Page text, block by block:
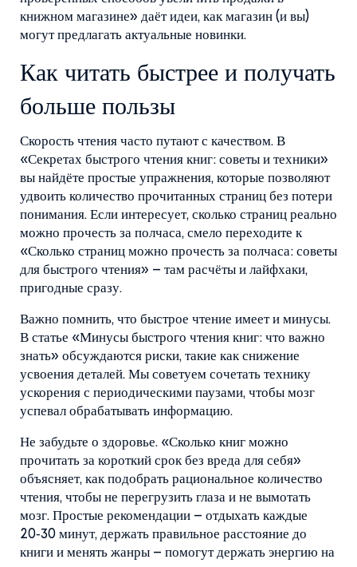
книжном магазине» даёт идеи, как магазин (и вы)
могут предлагать актуальные новинки.
Как читать быстрее и получать
больше пользы
Скорость чтения часто путают с качеством. В
«Секретах быстрого чтения книг: советы и техники»
вы найдёте простые упражнения, которые позволяют
удвоить количество прочитанных страниц без потери
понимания. Если интересует, сколько страниц реально
можно прочесть за полчаса, смело переходите к
«Сколько страниц можно прочесть за полчаса: советы
для быстрого чтения» – там расчёты и лайфхаки,
пригодные сразу.
Важно помнить, что быстрое чтение имеет и минусы.
В статье «Минусы быстрого чтения книг: что важно
знать» обсуждаются риски, такие как снижение
усвоения деталей. Мы советуем сочетать технику
ускорения с периодическими паузами, чтобы мозг
успевал обрабатывать информацию.
Не забудьте о здоровье. «Сколько книг можно
прочитать за короткий срок без вреда для себя»
объясняет, как подобрать рациональное количество
чтения, чтобы не перегрузить глаза и не вымотать
мозг. Простые рекомендации – отдыхать каждые
20‑30 минут, держать правильное расстояние до
книги и менять жанры – помогут держать энергию на